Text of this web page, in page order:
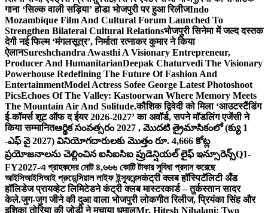
गाना ‘सिल्क वाली सड़िया’ होडा भोजपुरी पर हुआ रिलीजIndo
Mozambique Film And Cultural Forum Launched To
Strengthen Bilateral Cultural Relationsभोजपुरी सिनेमा में जल्द दस्तक
देगी नई फिल्म ‘मंगलसूत्र’, निर्माता रत्नाकर कुमार ने किया
ऐलानSureshchandra Awasthi A Visionary Entrepreneur,
Producer And HumanitarianDeepak Chaturvedi The Visionary
Powerhouse Redefining The Future Of Fashion And
EntertainmentModel Actress Sofee George Latest Photoshoot
PicsEchoes Of The Valley: Kastoorwan Where Memory Meets
The Mountain Air And Solitude.कौशिक द्विवेदी को मिला ‘आउटस्टैंडिंग
ई-कॉमर्स शूट ऑफ द ईयर 2026-2027’ का अवॉर्ड, सपने मॉडलिंग एजेंसी ने
किया सम्मानितఆర్థిక సంవత్సరం 2027 , మొదటి త్రైమాసికంలో (క్యు 1
-ఎఫ్ వై 2027) వినియోగదారులకు మొత్తం రూ. 4,666 కోట్ల
ప్రయోజనాలను చెల్లించిన ఐసిఐసిఐ ప్రుడెన్షియల్ లైఫ్ ఇన్సూరెన్స్Q1-
FY2027-এ গ্রাহকদের মোট ৪,৬৬৬ কোটি টাকার সুবিধা প্রদান করেছে
আইসিআইসিআই প্রুডেন্সিয়াল লাইফ ইন্স্যুরেন্সकंट्री क्लब हॉस्पिटॅलिटी अँड
हॉलिडेज प्रायव्हेट लिमिटेडने कंट्री क्लब मास्टरकार्ड – तुर्कस्तान सादर
केले.जुग-जुग जीने की दुआ वाला भोजपुरी लोकगीत रिलीज, प्रियंका सिंह और
इशिका तोरिया की जोड़ी ने मचाया धमालMr. Hitesh Nihalani: Two